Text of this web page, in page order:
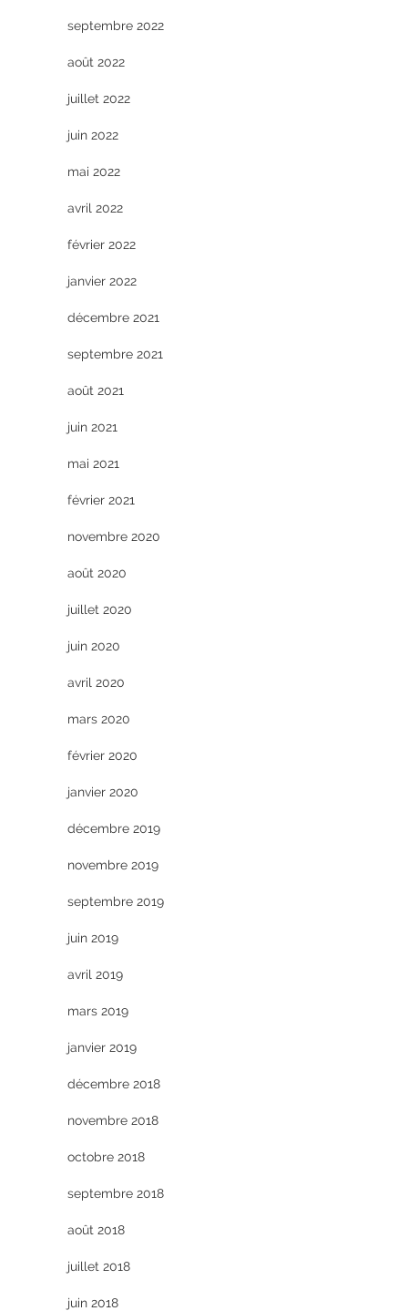
septembre 2022
août 2022
juillet 2022
juin 2022
mai 2022
avril 2022
février 2022
janvier 2022
décembre 2021
septembre 2021
août 2021
juin 2021
mai 2021
février 2021
novembre 2020
août 2020
juillet 2020
juin 2020
avril 2020
mars 2020
février 2020
janvier 2020
décembre 2019
novembre 2019
septembre 2019
juin 2019
avril 2019
mars 2019
janvier 2019
décembre 2018
novembre 2018
octobre 2018
septembre 2018
août 2018
juillet 2018
juin 2018